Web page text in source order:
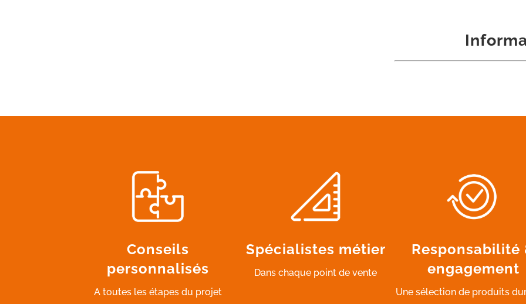
Conseils
personnalisés
A toutes les étapes du projet
Spécialistes métier
Dans chaque point de vente
Responsabilité
engagement
Une sélection de produits